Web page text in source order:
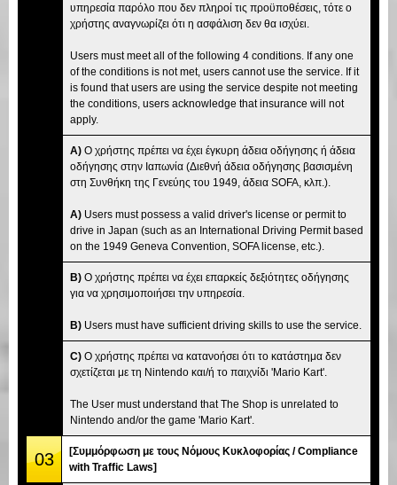
υπηρεσία παρόλο που δεν πληροί τις προϋποθέσεις, τότε ο
χρήστης αναγνωρίζει ότι η ασφάλιση δεν θα ισχύει.
Users must meet all of the following 4 conditions. If any one
of the conditions is not met, users cannot use the service. If it
is found that users are using the service despite not meeting
the conditions, users acknowledge that insurance will not
apply.
A) Ο χρήστης πρέπει να έχει έγκυρη άδεια οδήγησης ή άδεια
οδήγησης στην Ιαπωνία (Διεθνή άδεια οδήγησης βασισμένη
στη Συνθήκη της Γενεύης του 1949, άδεια SOFA, κλπ.).
A) Users must possess a valid driver's license or permit to
drive in Japan (such as an International Driving Permit based
on the 1949 Geneva Convention, SOFA license, etc.).
B) Ο χρήστης πρέπει να έχει επαρκείς δεξιότητες οδήγησης
για να χρησιμοποιήσει την υπηρεσία.
B) Users must have sufficient driving skills to use the service.
C) Ο χρήστης πρέπει να κατανοήσει ότι το κατάστημα δεν
σχετίζεται με τη Nintendo και/ή το παιχνίδι 'Mario Kart'.
The User must understand that The Shop is unrelated to
Nintendo and/or the game 'Mario Kart'.
03
[Συμμόρφωση με τους Νόμους Κυκλοφορίας / Compliance
with Traffic Laws]